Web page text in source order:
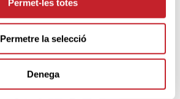
Permet-les totes
Permetre la selecció
Denega